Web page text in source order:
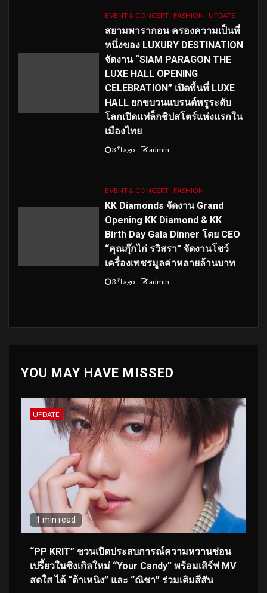
EVENT & CONCERT FASHION UPDATE
สยามพารากอน ครองความเป็นที่
หนึ่งของ LUXURY DESTINATION
จัดงาน “SIAM PARAGON THE
LUXE HALL OPENING
CELEBRATION” เปิดพื้นที่ LUXE
HALL ยกขบวนแบรนด์หรูระดับ
โลกเปิดแฟล็กชิปสโตร์แห่งแรกใน
เมืองไทย
3 ปี ago admin
EVENT & CONCERT FASHION
KK Diamonds จัดงาน Grand
Opening KK Diamond & KK
Birth Day Gala Dinner โดย CEO
“คุณกุ๊กไก่ รวิสรา” จัดงานโชว์
เครื่องเพชรมูลค่าหลายล้านบาท
3 ปี ago admin
YOU MAY HAVE MISSED
UPDATE
1 min read
“PP KRIT” ชวนเปิดประสบการณ์ความหวานซ่อน
เปรี้ยวในซิงเกิลใหม่ “Your Candy” พร้อมเสิร์ฟ MV
สดใส ได้ “ต้าเหนิง” และ “ณิชา” ร่วมเติมสีสัน